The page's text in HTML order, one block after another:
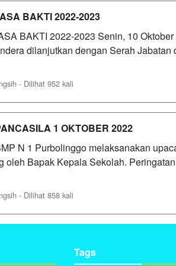
BAKTI 2022-2023
BAKTI 2022-2023 Senin, 10
dilanjutkan dengan Serah Jabatan
- Dilihat 952 kali
1 OKTOBER 2022
N 1 Purbolinggo melaksanakan
oleh Bapak Kepala Sekolah.
- Dilihat 858 kali
Tags